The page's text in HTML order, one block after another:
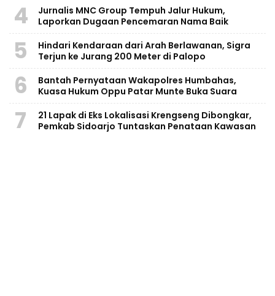
4
Jurnalis MNC Group Tempuh Jalur Hukum,
Laporkan Dugaan Pencemaran Nama Baik
5
Hindari Kendaraan dari Arah Berlawanan, Sigra
Terjun ke Jurang 200 Meter di Palopo
6
Bantah Pernyataan Wakapolres Humbahas,
Kuasa Hukum Oppu Patar Munte Buka Suara
7
21 Lapak di Eks Lokalisasi Krengseng Dibongkar,
Pemkab Sidoarjo Tuntaskan Penataan Kawasan